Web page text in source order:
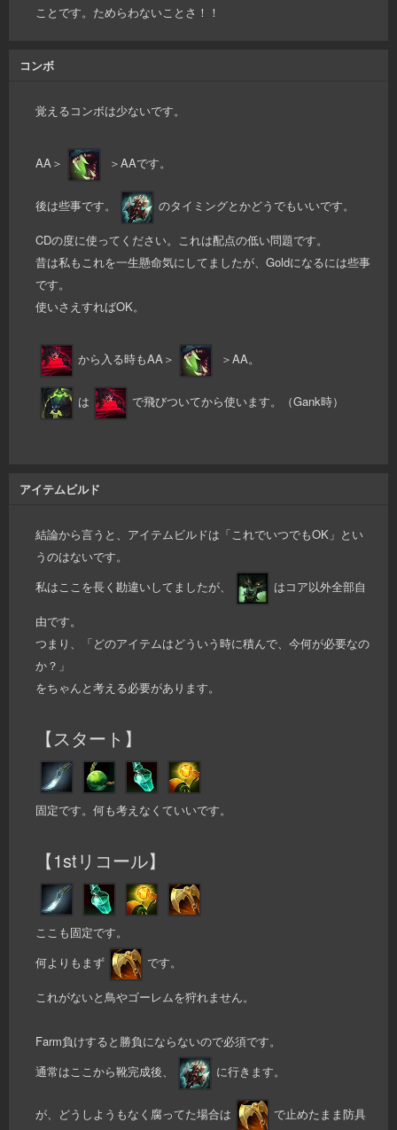
ことです。ためらわないことさ！！
コンボ
覚えるコンボは少ないです。
AA＞ ＞AAです。
後は些事です。 のタイミングとかどうでもいいです。
CDの度に使ってください。これは配点の低い問題です。
昔は私もこれを一生懸命気にしてましたが、Goldになるには些事
です。
使いさえすればOK。
から入る時もAA＞ ＞AA。
は で飛びついてから使います。（Gank時）
アイテムビルド
結論から言うと、アイテムビルドは「これでいつでもOK」とい
うのはないです。
私はここを長く勘違いしてましたが、
はコア以外全部自
由です。
つまり、「どのアイテムはどういう時に積んで、今何が必要なの
か？」
をちゃんと考える必要があります。
【スタート】
固定です。何も考えなくていいです。
【1stリコール】
ここも固定です。
何よりもまず
です。
これがないと鳥やゴーレムを狩れません。
Farm負けすると勝負にならないので必須です。
通常はここから靴完成後、
に行きます。
が、どうしようもなく腐ってた場合は で止めたまま防具